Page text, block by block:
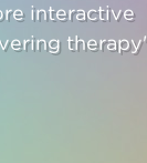
interactive